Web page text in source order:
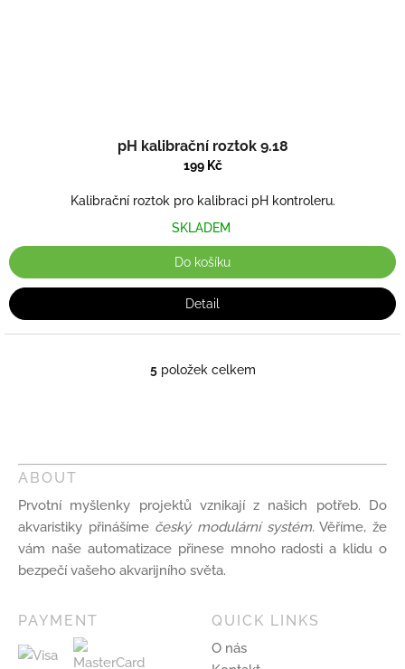
pH kalibrační roztok 9.18
199 Kč
Kalibrační roztok pro kalibraci pH kontroleru.
SKLADEM
Do košíku
Detail
O
a
p
r
v
k
5položek celkem
ABOUT
Prvotní myšlenky projektů vznikají z našich potřeb. Do
akvaristiky přinášíme český modulární systém.Věříme, že
vám naše automatizace přinese mnoho radosti a klidu o
bezpečí vašeho akvarijního světa.
PAYMENT QUICK LINKS
O nás